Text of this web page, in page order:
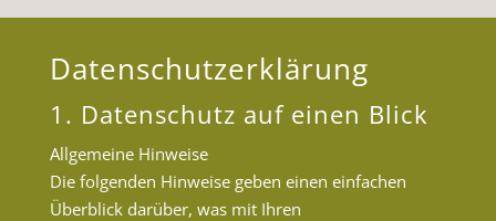
Datenschutzerklärung
1. Datenschutz auf einen Blick
Allgemeine Hinweise
Die folgenden Hinweise geben einen einfachen
Überblick darüber, was mit Ihren